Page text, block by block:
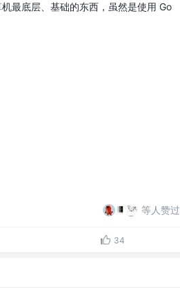
最底层、基础的东西，虽然是使用 Go
等人赞过
34